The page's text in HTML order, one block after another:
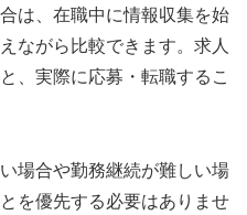
は、在職中に情報収集を始
ながら比較できます。求人
、実際に応募・転職するこ
場合や勤務継続が難しい場
を優先する必要はありませ